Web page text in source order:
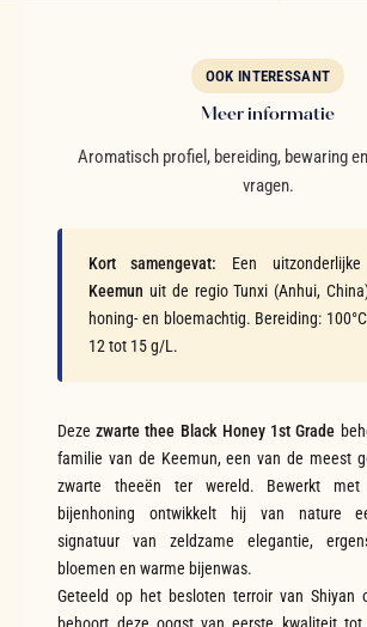
OOK INTERESSANT
Meer informatie
Aromatisch profiel, bereiding, bewaring
vragen.
Kort samengevat: Een
Keemun uit de regio Tunxi (Anhui,
honing- en bloemachtig. Bereiding:
12 tot 15 g/L.
Dezezwarte thee Black Honey 1st Grade
familie van de Keemun, een van de meest
zwarte theeën ter wereld. Bewerkt
bijenhoning ontwikkelt hij van nature
signatuur van zeldzame elegantie,
bloemen en warme bijenwas.
Geteeld op het besloten terroir van Shiyan